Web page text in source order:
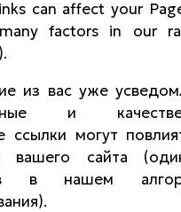
can affect your
factors in our
из вас уже
и
ссылки могут
вашего сайта
в нашем